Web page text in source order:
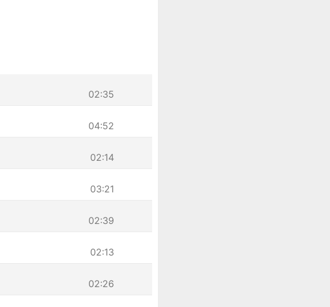
02:35
04:52
02:14
03:21
02:39
02:13
02:26